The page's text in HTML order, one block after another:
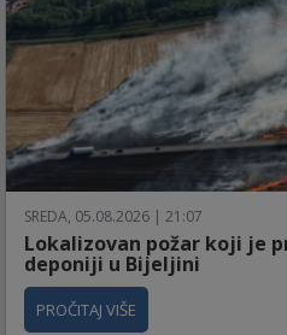
SREDA, 05.08.2026 | 21:07
Lokalizovan požar koji je
deponiji u Bijeljini
PROČITAJ VIŠE